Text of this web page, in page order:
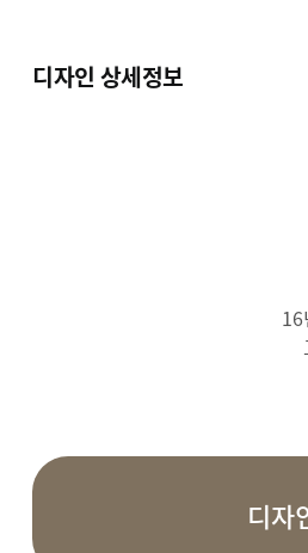
디자인 상세정보
디자